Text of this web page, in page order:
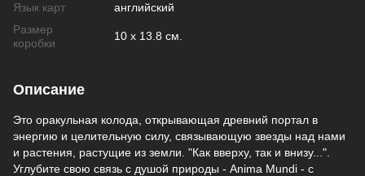
Язык карт
английский
Размер
коробки
10 х 13.8 см.
Описание
Это оракульная колода, открывающая древний портал в
энергию и целительную силу, связывающую звезды над нами
и растения, растущие из земли. "Как вверху, так и внизу...".
Углубите свою связь с душой природы - Anima Mundi - с